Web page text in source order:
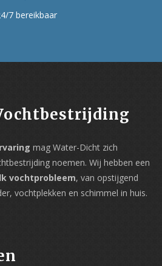
7 bereikbaar
mag Water-Dicht zich
noemen. Wij hebben een
vochtprobleem, van opstijgend
vochtplekken en schimmel in huis.